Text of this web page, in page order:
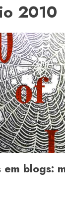
2010
em blogs: